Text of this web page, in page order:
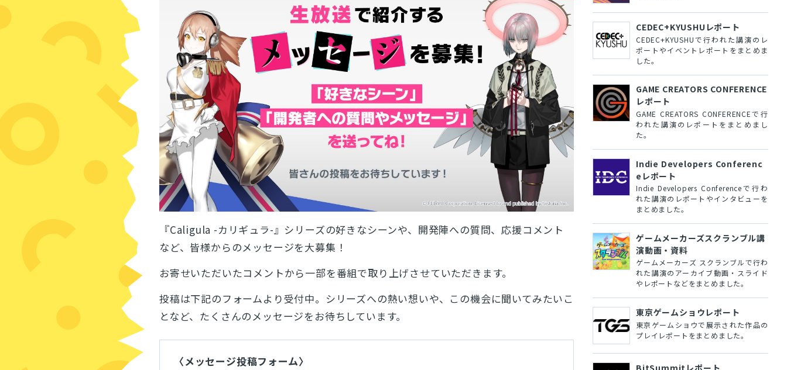
『Caligula -カリギュラ-』シリーズの好きなシーンや、開発陣への質問、応援コメント
など、皆様からのメッセージを大募集！
お寄せいただいたコメントから一部を番組で取り上げさせていただきます。
投稿は下記のフォームより受付中。シリーズへの熱い想いや、この機会に聞いてみたいこ
となど、たくさんのメッセージをお待ちしています。
〈メッセージ投稿フォーム〉
CEDEC+KYUSHUレポート
CEDEC+KYUSHUで行われた講演のレ
ポートやイベントレポートをまとめま
した。
GAME CREATORS CONFERENCE
レポート
GAME CREATORS CONFERENCEで行
われた講演のレポートをまとめまし
た。
Indie Developers Conferenc
eレポート
Indie Developers Conferenceで行わ
れた講演のレポートやインタビューを
まとめました。
ゲームメーカーズスクランブル講
演動画・資料
ゲームメーカーズ スクランブルで行わ
れた講演のアーカイブ動画・スライド
やレポートなどをまとめました。
東京ゲームショウレポート
東京ゲームショウで展示された作品の
プレイレポートをまとめました。
BitSummitレポート